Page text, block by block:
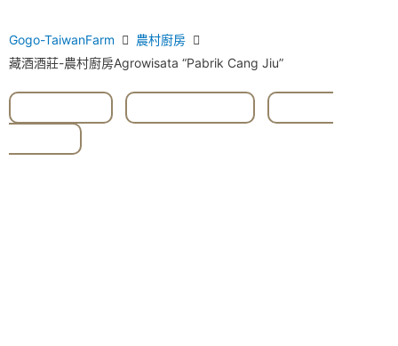
Gogo-TaiwanFarm
農村廚房
藏酒酒莊-農村廚房Agrowisata “Pabrik Cang Jiu”